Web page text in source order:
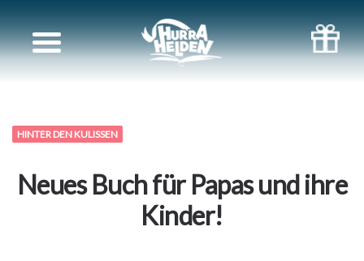
HINTER DEN KULISSEN
Neues Buch für Papas und ihre
Kinder!
Unsere